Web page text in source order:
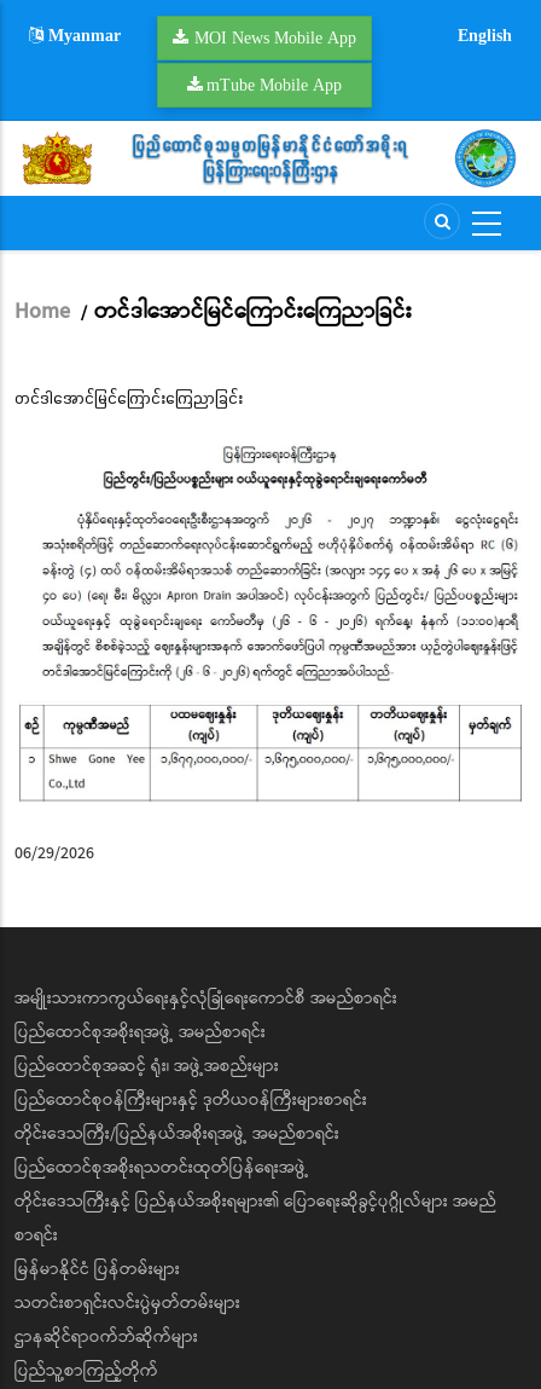
Myanmar MOI News Mobile App
mTube Mobile App
English
Breadcrumb
Home / တင်ဒါအောင်မြင်ကြောင်းကြေညာခြင်း
တင်ဒါအောင်မြင်ကြောင်းကြေညာခြင်း
06/29/2026
အမျိုးသားကာကွယ်ရေးနှင့်လုံခြုံရေးကောင်စီ အမည်စာရင်း
ပြည်ထောင်စုအစိုးရအဖွဲ့ အမည်စာရင်း
ပြည်ထောင်စုအဆင့် ရုံး၊ အဖွဲ့အစည်းများ
ပြည်ထောင်စုဝန်ကြီးများနှင့် ဒုတိယဝန်ကြီးများစာရင်း
တိုင်းဒေသကြီး/ပြည်နယ်အစိုးရအဖွဲ့ အမည်စာရင်း
ပြည်ထောင်စုအစိုးရသတင်းထုတ်ပြန်ရေးအဖွဲ့
တိုင်းဒေသကြီးနှင့် ပြည်နယ်အစိုးရများ၏ ပြောရေးဆိုခွင့်ပုဂ္ဂိုလ်များ အမည်
စာရင်း
မြန်မာနိုင်ငံ ပြန်တမ်းများ
သတင်းစာရှင်းလင်းပွဲမှတ်တမ်းများ
ဌာနဆိုင်ရာဝက်ဘ်ဆိုက်များ
ပြည်သူ့စာကြည့်တိုက်